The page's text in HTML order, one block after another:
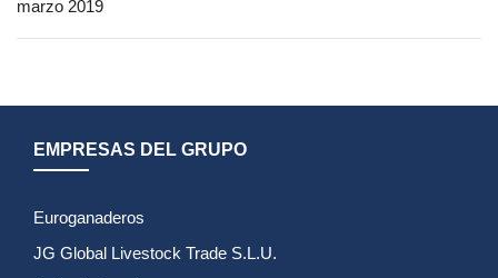
marzo 2019
EMPRESAS DEL GRUPO
Euroganaderos
JG Global Livestock Trade S.L.U.